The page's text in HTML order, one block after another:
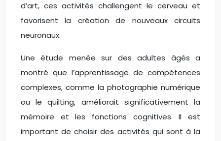
d’art, ces activités challengent le cerveau et
favorisent la création de nouveaux circuits
neuronaux.
Une étude menée sur des adultes âgés a
montré que l’apprentissage de compétences
complexes, comme la photographie numérique
ou le quilting, améliorait significativement la
mémoire et les fonctions cognitives. Il est
important de choisir des activités qui sont à la